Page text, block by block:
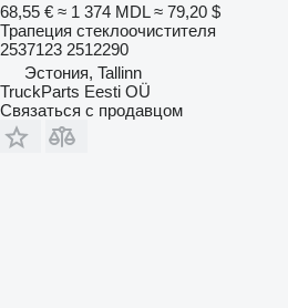
68,55 € ≈ 1 374 MDL ≈ 79,20 $
Трапеция стеклоочистителя
2537123 2512290
Эстония, Tallinn
TruckParts Eesti OÜ
Связаться с продавцом